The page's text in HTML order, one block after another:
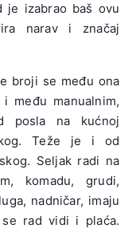
je izabrao baš ovu
narav i značaj
broji se među ona
među manualnim,
posla na kućnoj
Teže je i od
Seljak radi na
komadu, grudi,
nadničar, imaju
rad vidi i plaća.